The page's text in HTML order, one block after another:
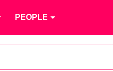
PEOPLE